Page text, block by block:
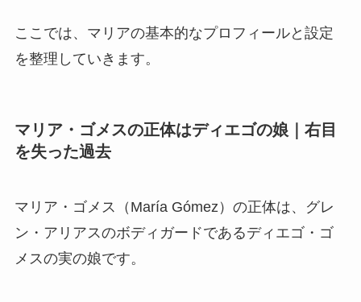
ここでは、マリアの基本的なプロフィールと設定
を整理していきます。
マリア・ゴメスの正体はディエゴの娘｜右目
を失った過去
マリア・ゴメス（María Gómez）の正体は、グレ
ン・アリアスのボディガードであるディエゴ・ゴ
メスの実の娘です。